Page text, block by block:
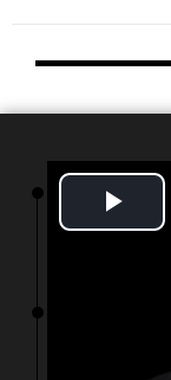
Schmuck
rosarino:
El
96% de